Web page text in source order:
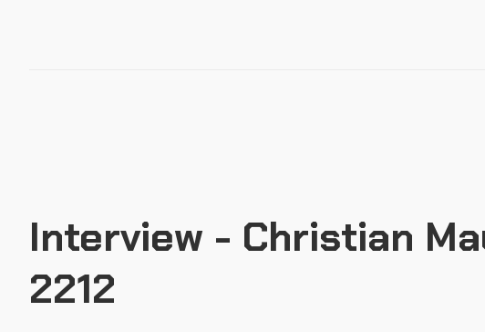
Interview - Christian
2212